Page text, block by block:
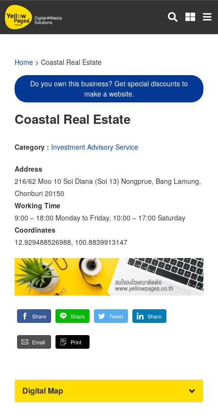
Skip
to
main
Home > Coastal Real Estate
Do you own this business? Get special discounts to
make a website.
Coastal Real Estate
Category : Investment Advisory Service
Address
216/62 Moo 10 Soi Diana (Soi 13) Nongprue, Bang Lamung,
Chonburi 20150
Working Time
9:00 – 18:00 Monday to Friday, 10:00 – 17:00 Saturday
Coordinates
12.929488526988, 100.8839913147
Share Share Tweet Share
Email Print
Digital Map